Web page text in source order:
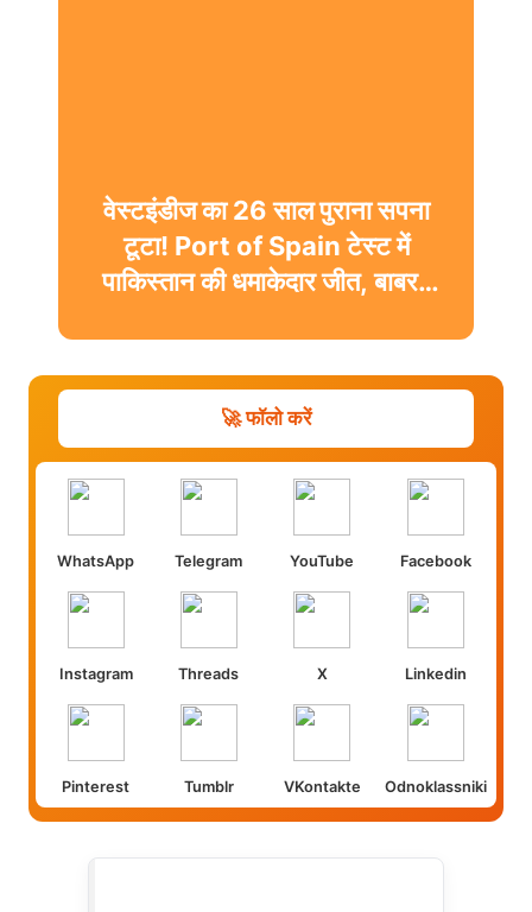
वेस्टइंडीज का 26 साल पुराना सपना
टूटा! Port of Spain टेस्ट में
पाकिस्तान की धमाकेदार जीत, बाबर-
🚀 फॉलो करें
WhatsApp Telegram YouTube Facebook
Instagram Threads X Linkedin
Pinterest Tumblr VKontakte Odnoklassniki